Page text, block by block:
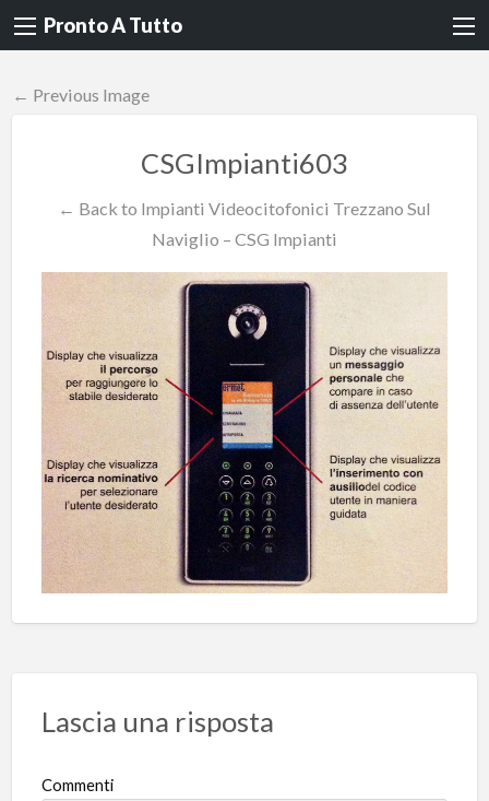
Pronto A Tutto
← Previous Image
CSGImpianti603
← Back to Impianti Videocitofonici Trezzano Sul
Naviglio – CSG Impianti
Lascia una risposta
Commenti